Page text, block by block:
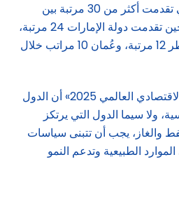
المجال مثل السعودية، التي تقدمت أكثر من 30 مرتبة بين
عامي 2000 و2023، في حين تقدمت دولة الإمارات 24 مرتبة،
وكازاخستان 17 مرتبة، وقطر 12 مرتبة، وعُمان 10 مراتب خلال
وتؤكد نتائج «مؤشر التنويع الاقتصادي العالمي 2025» أن الدول
ولا سيما الدول التي يرتكز
والغاز، يجب أن تتبنى سياسات
الطبيعية وتدعم النمو